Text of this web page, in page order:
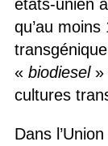
états-unien
qu’au
transgénique
« biodiesel»
cultures
Dans